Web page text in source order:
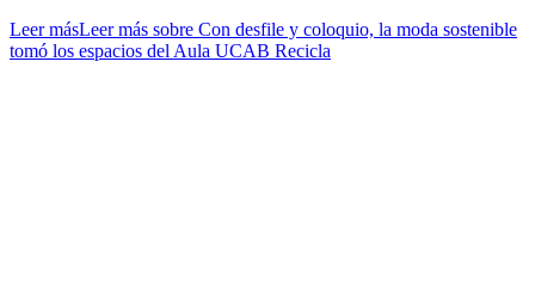
Leer másLeer más sobre Con desfile y coloquio, la moda sostenible
tomó los espacios del Aula UCAB Recicla